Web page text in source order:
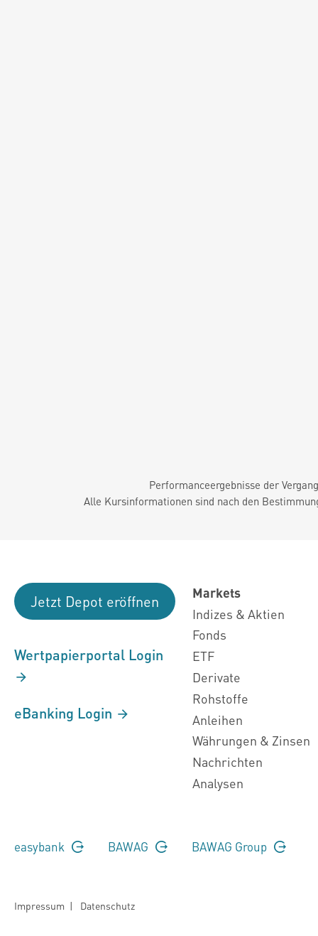
Performanceergebnisse der
Alle Kursinformationen sind nach den
Jetzt Depot eröffnen
Wertpapierportal Login
eBanking Login
Markets
Indizes & Aktien
Fonds
ETF
Derivate
Rohstoffe
Anleihen
Währungen & Zinsen
Nachrichten
Analysen
easybank BAWAG BAWAG Group
Impressum | Datenschutz